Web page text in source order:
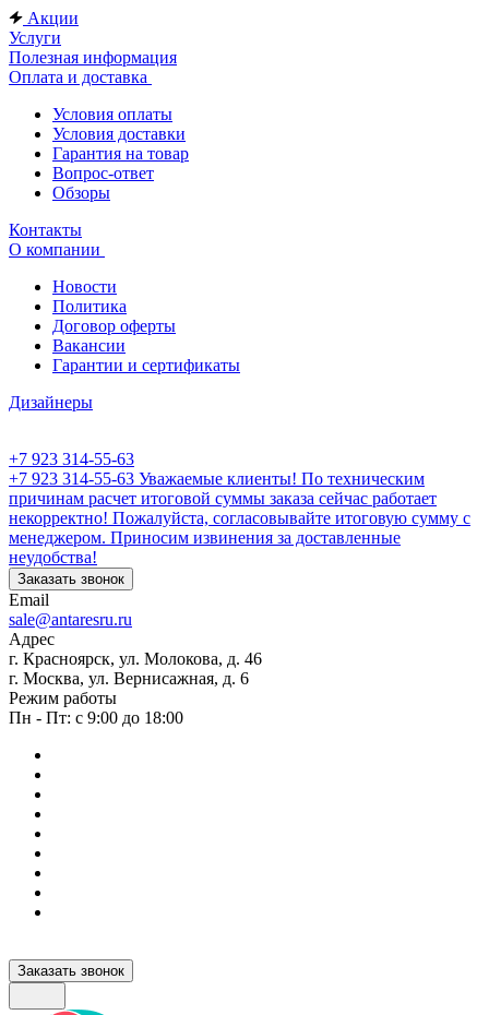
Акции
Услуги
Полезная информация
Оплата и доставка
Условия оплаты
Условия доставки
Гарантия на товар
Вопрос-ответ
Обзоры
Контакты
О компании
Новости
Политика
Договор оферты
Вакансии
Гарантии и сертификаты
Дизайнеры
+7 923 314-55-63
+7 923 314-55-63 Уважаемые клиенты! По техническим
причинам расчет итоговой суммы заказа сейчас работает
некорректно! Пожалуйста, согласовывайте итоговую сумму с
менеджером. Приносим извинения за доставленные
неудобства!
Заказать звонок
Email
sale@antaresru.ru
Адрес
г. Красноярск, ул. Молокова, д. 46
г. Москва, ул. Вернисажная, д. 6
Режим работы
Пн - Пт: с 9:00 до 18:00
Заказать звонок